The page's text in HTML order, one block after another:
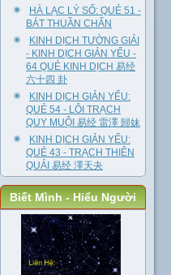
HÀ LẠC LÝ SỐ: QUẺ 51 -
BÁT THUẦN CHẤN
KINH DỊCH TƯỜNG GIẢI
- KINH DỊCH GIẢN YẾU -
64 QUẺ KINH DỊCH 易经
六十四 卦
KINH DỊCH GIẢN YẾU:
QUẺ 54 - LÔI TRẠCH
QUY MUỘI 易经 雷澤 歸妹
KINH DỊCH GIẢN YẾU:
QUẺ 43 - TRẠCH THIÊN
QUẢI 易经 澤天夬
Biết Mình - Hiểu Người